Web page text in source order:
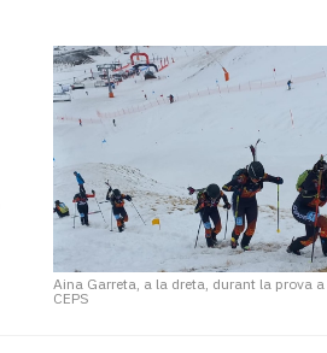
Aina Garreta, a la dreta, durant la prova
CEPS